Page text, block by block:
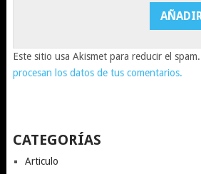
Este sitio usa Akismet para reducir el spam.
procesan los datos de tus comentarios.
CATEGORÍAS
Articulo